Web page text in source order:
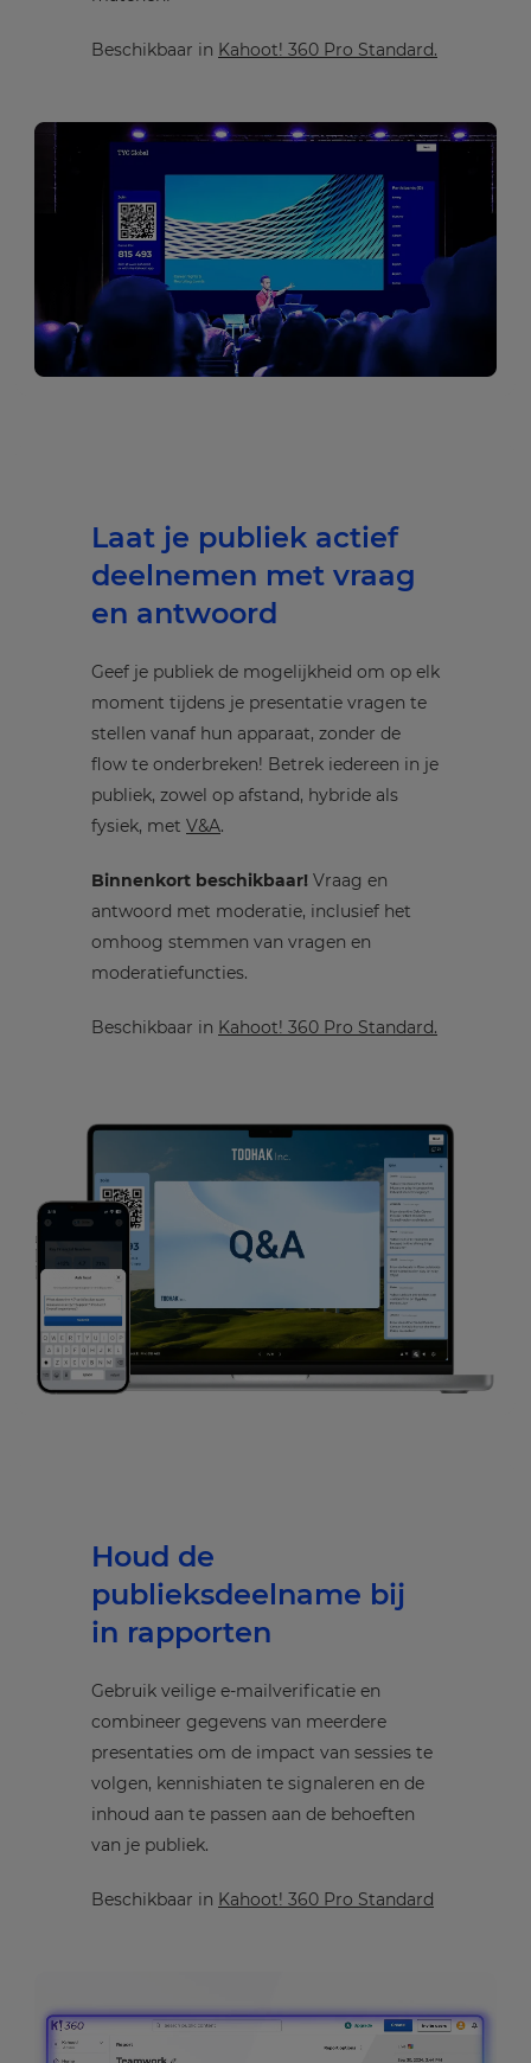
Beschikbaar in Kahoot! 360 Pro Standard.
Laat je publiek actief
deelnemen met vraag
en antwoord
Geef je publiek de mogelijkheid om op elk
moment tijdens je presentatie vragen te
stellen vanaf hun apparaat, zonder de
flow te onderbreken! Betrek iedereen in je
publiek, zowel op afstand, hybride als
fysiek, met V&A.
Binnenkort beschikbaar! Vraag en
antwoord met moderatie, inclusief het
omhoog stemmen van vragen en
moderatiefuncties.
Beschikbaar in Kahoot! 360 Pro Standard.
Houd de
publieksdeelname bij
in rapporten
Gebruik veilige e-mailverificatie en
combineer gegevens van meerdere
presentaties om de impact van sessies te
volgen, kennishiaten te signaleren en de
inhoud aan te passen aan de behoeften
van je publiek.
Beschikbaar in Kahoot! 360 Pro Standard